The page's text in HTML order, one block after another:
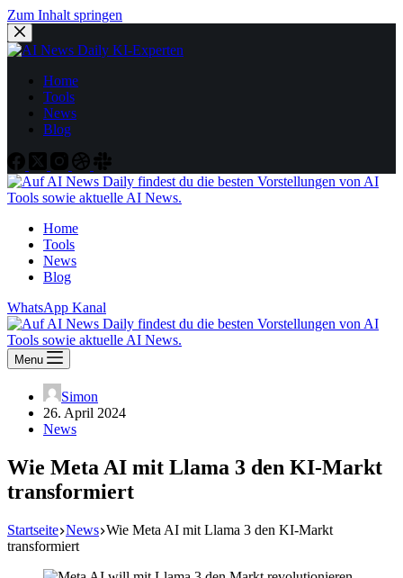
Zum Inhalt springen
Home
Tools
News
Blog
Home
Tools
News
Blog
WhatsApp Kanal
Menu
Simon
26. April 2024
News
Wie Meta AI mit Llama 3 den KI-Markt
transformiert
Startseite News Wie Meta AI mit Llama 3 den KI-Markt
transformiert